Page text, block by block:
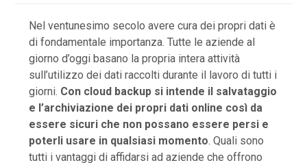
Nel ventunesimo secolo avere cura dei propri dati è
di fondamentale importanza. Tutte le aziende al
giorno d’oggi basano la propria intera attività
sull’utilizzo dei dati raccolti durante il lavoro di tutti i
giorni. Con cloud backup si intende il salvataggio
e l’archiviazione dei propri dati online così da
essere sicuri che non possano essere persi e
poterli usare in qualsiasi momento. Quali sono
tutti i vantaggi di affidarsi ad aziende che offrono